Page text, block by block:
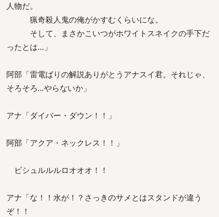
人物だ。
猟奇殺人鬼の俺がかすむくらいにな。
そして、まさかこいつがホワイトスネイクの手下だ
ったとは…」
阿部「雷電ばりの解説ありがとうアナスイ君。それじゃ、
そろそろ…やらないか」
アナ「ダイバー・ダウン！！」
阿部「アクア・ネックレス！！」
ビシュルルルロオオオ！！
アナ「な！！水が！？さっきのサメとはスタンドが違う
ぞ！！